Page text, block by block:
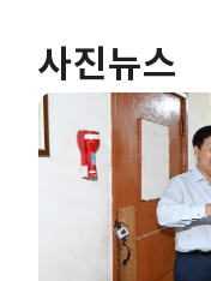
사진뉴스